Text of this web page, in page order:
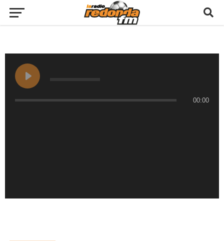
00:00